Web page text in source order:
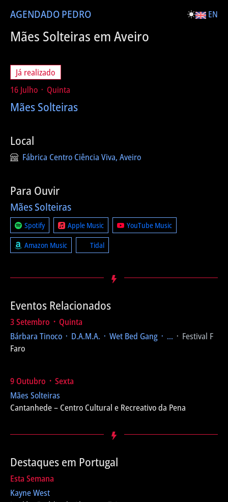
AGENDADO PEDRO EN
Mães Solteiras em Aveiro
Já realizado
16 Julho ᛫ Quinta
Mães Solteiras
Local
Fábrica Centro Ciência Viva, Aveiro
Para Ouvir
Mães Solteiras
Spotify Apple Music YouTube Music
Amazon Music Tidal
Eventos Relacionados
3 Setembro ᛫ Quinta
Bárbara Tinoco ᛫ D.A.M.A. ᛫ Wet Bed Gang ᛫ ... ᛫ Festival F
Faro
9 Outubro ᛫ Sexta
Mães Solteiras
Cantanhede – Centro Cultural e Recreativo da Pena
Destaques em Portugal
Esta Semana
Kayne West